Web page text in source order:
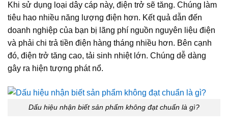
Khi sử dụng loại dây cáp này, điện trở sẽ tăng. Chúng làm
tiêu hao nhiều năng lượng điện hơn. Kết quả dẫn đến
doanh nghiệp của bạn bị lãng phí nguồn nguyên liệu điện
và phải chi trả tiền điện hàng tháng nhiều hơn. Bên cạnh
đó, điện trở tăng cao, tải sinh nhiệt lớn. Chúng dễ dàng
gây ra hiện tượng phát nổ.
Dấu hiệu nhận biết sản phẩm không đạt chuẩn là gì?